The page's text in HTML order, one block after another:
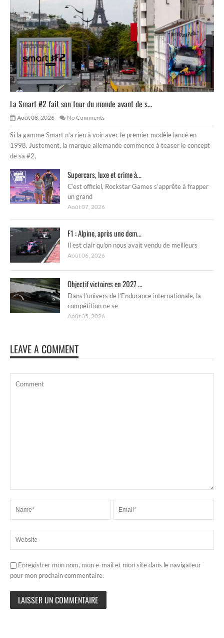
La Smart #2 fait son tour du monde avant de s...
Août 08, 2026 No Comments
Si la gamme Smart n’a rien à voir avec le premier modèle lancé en
1998. Justement, la marque allemande commence à teaser le concept
de sa #2,
Supercars, luxe et crime à...
C’est officiel, Rockstar Games s’apprête à frapper
un grand
Août 07, 2026
F1 : Alpine, après une dem...
Il est clair qu’on nous avait vendu de meilleurs
Août 06, 2026
Objectif victoires en 2027 ...
Dans l’univers de l’Endurance internationale, la
compétition ne se
Août 05, 2026
LEAVE A COMMENT
Enregistrer mon nom, mon e-mail et mon site dans le navigateur
pour mon prochain commentaire.